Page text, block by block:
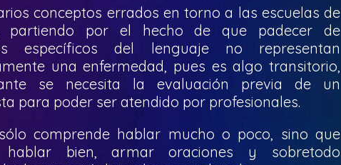
conceptos errados en torno a las escuelas de
partiendo por el hecho de que padecer de
específicos del lenguaje no representan
una enfermedad, pues es algo transitorio,
se necesita la evaluación previa de un
para poder ser atendido por profesionales.
comprende hablar mucho o poco, sino que
hablar bien, armar oraciones y sobretodo